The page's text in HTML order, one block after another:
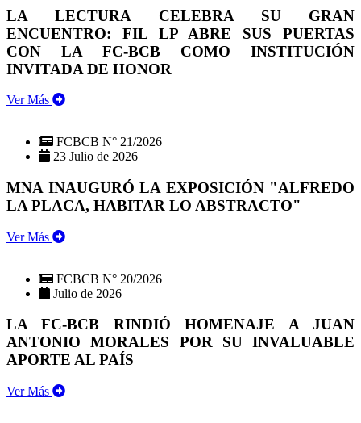
LA LECTURA CELEBRA SU GRAN
ENCUENTRO: FIL LP ABRE SUS PUERTAS
CON LA FC-BCB COMO INSTITUCIÓN
INVITADA DE HONOR
Ver Más
FCBCB N° 21/2026
23 Julio de 2026
MNA INAUGURÓ LA EXPOSICIÓN "ALFREDO
LA PLACA, HABITAR LO ABSTRACTO"
Ver Más
FCBCB N° 20/2026
Julio de 2026
LA FC-BCB RINDIÓ HOMENAJE A JUAN
ANTONIO MORALES POR SU INVALUABLE
APORTE AL PAÍS
Ver Más